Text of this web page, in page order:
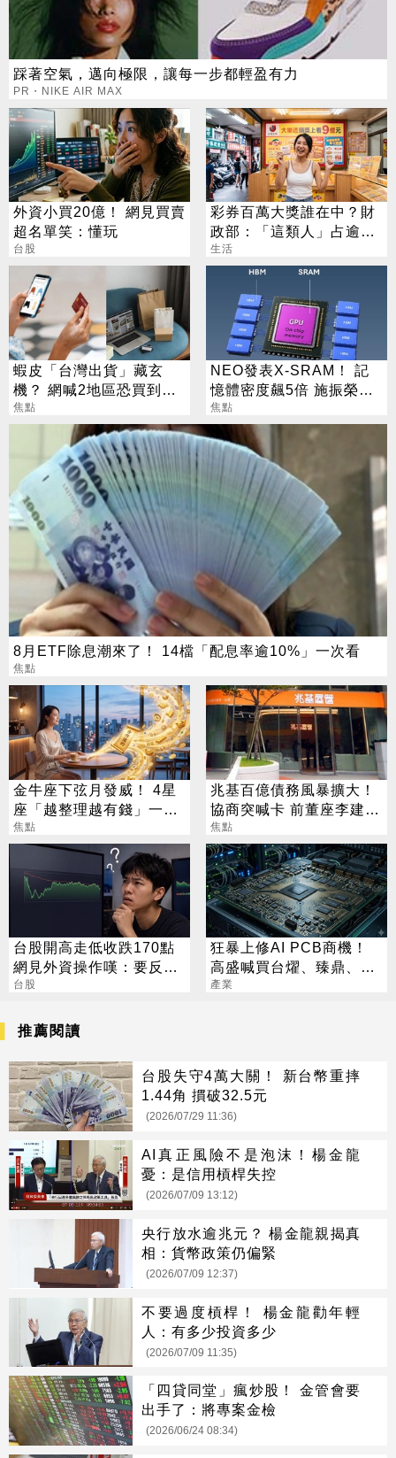
踩著空氣，邁向極限，讓每一步都輕盈有力
PR・NIKE AIR MAX
外資小買20億！ 網見買賣
超名單笑：懂玩
台股
彩券百萬大獎誰在中？財
政部：「這類人」占逾6
成
生活
蝦皮「台灣出貨」藏玄
機？ 網喊2地區恐買到假
貨 專家揭真相
焦點
NEO發表X-SRAM！ 記
憶體密度飆5倍 施振榮：
半導體迎新革命
焦點
8月ETF除息潮來了！ 14檔「配息率逾10%」一次看
焦點
金牛座下弦月發威！ 4星
座「越整理越有錢」一路
旺運到10月
焦點
兆基百億債務風暴擴大！
協商突喊卡 前董座李建成
遭檢調搜索
焦點
台股開高走低收跌170點
網見外資操作嘆：要反轉
了嗎？
台股
狂暴上修AI PCB商機！
高盛喊買台燿、臻鼎、台
產業
推薦閱讀
台股失守4萬大關！ 新台幣重摔
1.44角 摜破32.5元
(2026/07/29 11:36)
AI真正風險不是泡沫！楊金龍
憂：是信用槓桿失控
(2026/07/09 13:12)
央行放水逾兆元？ 楊金龍親揭真
相：貨幣政策仍偏緊
(2026/07/09 12:37)
不要過度槓桿！ 楊金龍勸年輕
人：有多少投資多少
(2026/07/09 11:35)
「四貸同堂」瘋炒股！ 金管會要
出手了：將專案金檢
(2026/06/24 08:34)